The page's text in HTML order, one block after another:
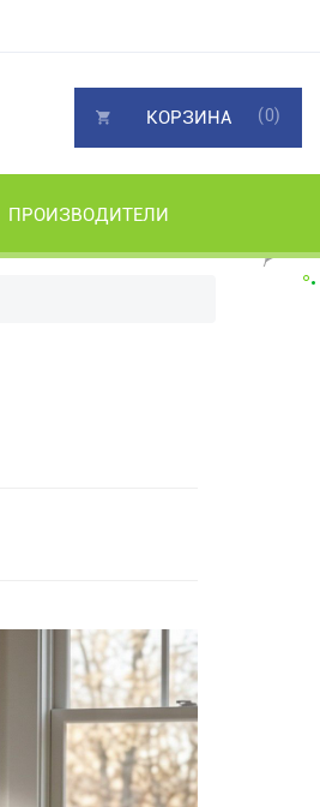
ПРОИЗВОДИТЕЛИ
КОРЗИНА (0)